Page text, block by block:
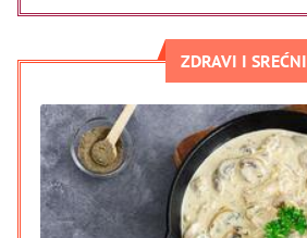
ZDRAVI I SREĆNI